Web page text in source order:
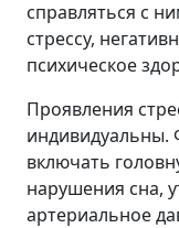
справляться с
стрессу,
психическое
Проявления
индивидуальны.
включать
нарушения сна,
артериальное